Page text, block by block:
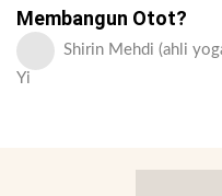
Membangun Otot?
Shirin Mehdi (ahli
Yi